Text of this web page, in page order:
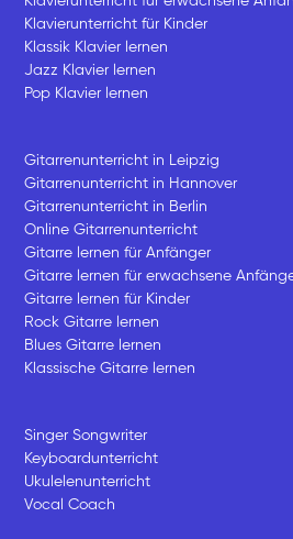
Klavierunterricht für Kinder
Klassik Klavier lernen
Jazz Klavier lernen
Pop Klavier lernen
Gitarrenunterricht in Leipzig
Gitarrenunterricht in Hannover
Gitarrenunterricht in Berlin
Online Gitarrenunterricht
Gitarre lernen für Anfänger
Gitarre lernen für erwachsene
Gitarre lernen für Kinder
Rock Gitarre lernen
Blues Gitarre lernen
Klassische Gitarre lernen
Singer Songwriter
Keyboardunterricht
Ukulelenunterricht
Vocal Coach